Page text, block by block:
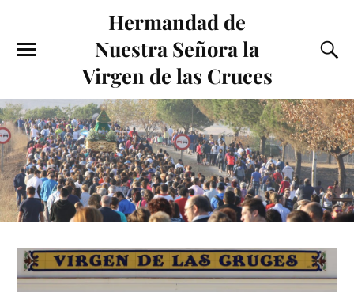
Hermandad de
Nuestra Señora la
Virgen de las Cruces